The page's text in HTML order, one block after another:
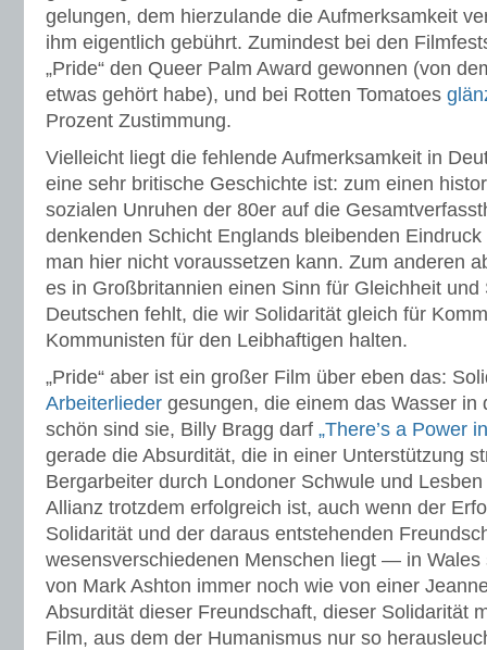
gelungen, dem hierzulande die Aufmerksamkeit
ihm eigentlich gebührt. Zumindest bei den
„Pride“ den Queer Palm Award gewonnen (von
etwas gehört habe), und bei Rotten Tomatoes
Prozent Zustimmung.
Vielleicht liegt die fehlende Aufmerksamkeit in
eine sehr britische Geschichte ist: zum einen
sozialen Unruhen der 80er auf die
denkenden Schicht Englands bleibenden
man hier nicht voraussetzen kann. Zum anderen
es in Großbritannien einen Sinn für Gleichheit
Deutschen fehlt, die wir Solidarität gleich für
Kommunisten für den Leibhaftigen halten.
„Pride“ aber ist ein großer Film über eben das:
Arbeiterlieder gesungen, die einem das Wasser in
schön sind sie, Billy Bragg darf „There’s a Power
gerade die Absurdität, die in einer Unterstützung
Bergarbeiter durch Londoner Schwule und
Allianz trotzdem erfolgreich ist, auch wenn der
Solidarität und der daraus entstehenden
wesensverschiedenen Menschen liegt — in Wales
von Mark Ashton immer noch wie von einer
Absurdität dieser Freundschaft, dieser Solidarität
Film, aus dem der Humanismus nur so